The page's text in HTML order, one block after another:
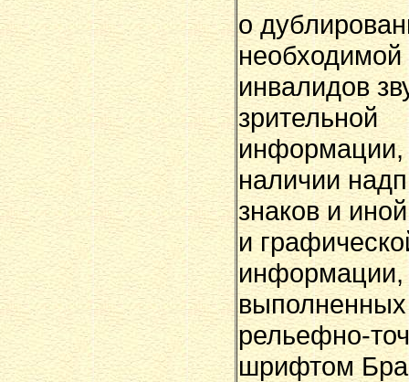
о
необходимой
инвалидов
зрительной
информации,
наличии
знаков и
и
информации,
выполненных
рельефно-
шрифтом